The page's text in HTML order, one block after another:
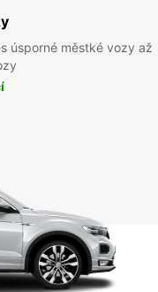
úsporné městké vozy až